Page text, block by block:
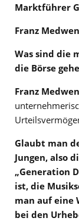
Marktführer
Franz
Was sind die
die Börse
Franz
Glaubt man
Jungen, also
„Generation
ist, die
man auf eine
bei den